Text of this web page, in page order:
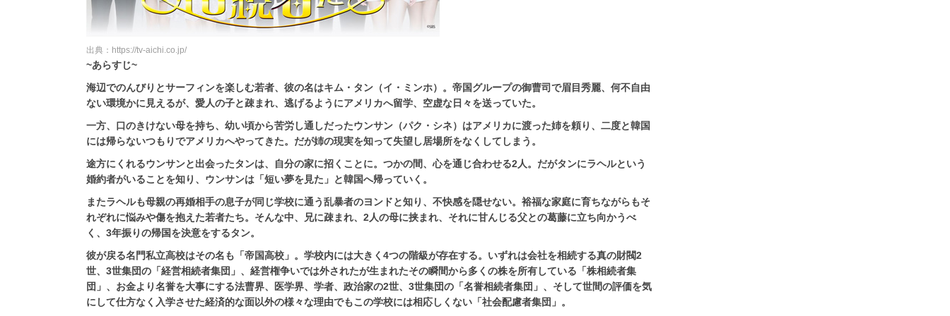
出典：https://tv-aichi.co.jp/
~あらすじ~
海辺でのんびりとサーフィンを楽しむ若者、彼の名はキム・タン（イ・ミンホ）。帝国グループの御曹司で眉目秀麗、何不自由
ない環境かに見えるが、愛人の子と疎まれ、逃げるようにアメリカへ留学、空虚な日々を送っていた。
一方、口のきけない母を持ち、幼い頃から苦労し通しだったウンサン（パク・シネ）はアメリカに渡った姉を頼り、二度と韓国
には帰らないつもりでアメリカへやってきた。だが姉の現実を知って失望し居場所をなくしてしまう。
途方にくれるウンサンと出会ったタンは、自分の家に招くことに。つかの間、心を通じ合わせる2人。だがタンにラヘルという
婚約者がいることを知り、ウンサンは「短い夢を見た」と韓国へ帰っていく。
またラヘルも母親の再婚相手の息子が同じ学校に通う乱暴者のヨンドと知り、不快感を隠せない。裕福な家庭に育ちながらもそ
れぞれに悩みや傷を抱えた若者たち。そんな中、兄に疎まれ、2人の母に挟まれ、それに甘んじる父との葛藤に立ち向かうべ
く、3年振りの帰国を決意をするタン。
彼が戻る名門私立高校はその名も「帝国高校」。学校内には大きく4つの階級が存在する。いずれは会社を相続する真の財閥2
世、3世集団の「経営相続者集団」、経営権争いでは外されたが生まれたその瞬間から多くの株を所有している「株相続者集
団」、お金より名誉を大事にする法曹界、医学界、学者、政治家の2世、3世集団の「名誉相続者集団」、そして世間の評価を気
にして仕方なく入学させた経済的な面以外の様々な理由でもこの学校には相応しくない「社会配慮者集団」。